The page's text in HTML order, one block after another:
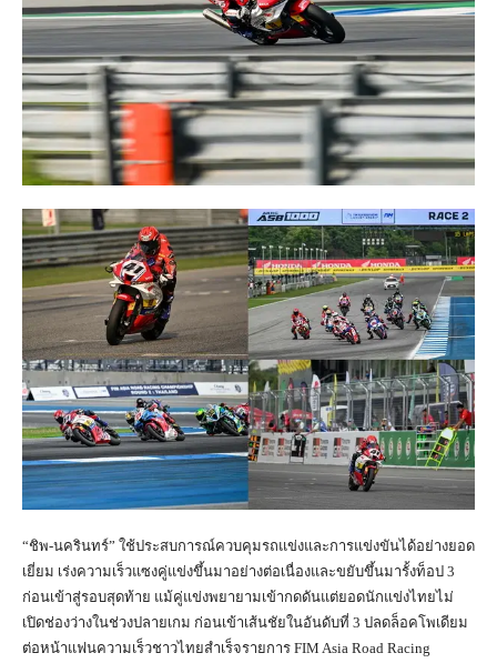
“ชิพ-นครินทร์” ใช้ประสบการณ์ควบคุมรถแข่งและการแข่งขันได้อย่างยอด
เยี่ยม เร่งความเร็วแซงคู่แข่งขึ้นมาอย่างต่อเนื่องและขยับขึ้นมารั้งท็อป 3
ก่อนเข้าสู่รอบสุดท้าย แม้คู่แข่งพยายามเข้ากดดันแต่ยอดนักแข่งไทยไม่
เปิดช่องว่างในช่วงปลายเกม ก่อนเข้าเส้นชัยในอันดับที่ 3 ปลดล็อคโพเดียม
ต่อหน้าแฟนความเร็วชาวไทยสำเร็จรายการ FIM Asia Road Racing